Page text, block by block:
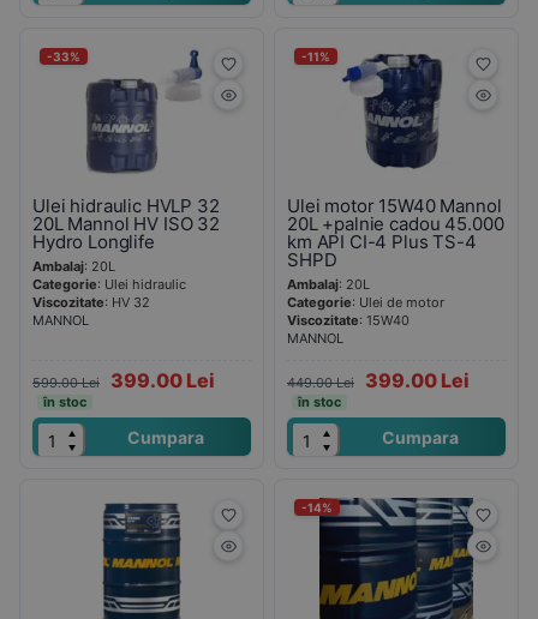
-33%
Ulei hidraulic HVLP 32
20L Mannol HV ISO 32
Hydro Longlife
Ambalaj: 20L
Categorie: Ulei hidraulic
Viscozitate: HV 32
MANNOL
599.00 Lei 399.00 Lei
în stoc
Cumpara
-11%
Ulei motor 15W40 Mannol
20L +palnie cadou 45.000
km API CI-4 Plus TS-4
SHPD
Ambalaj: 20L
Categorie: Ulei de motor
Viscozitate: 15W40
MANNOL
449.00 Lei 399.00 Lei
în stoc
Cumpara
-14%